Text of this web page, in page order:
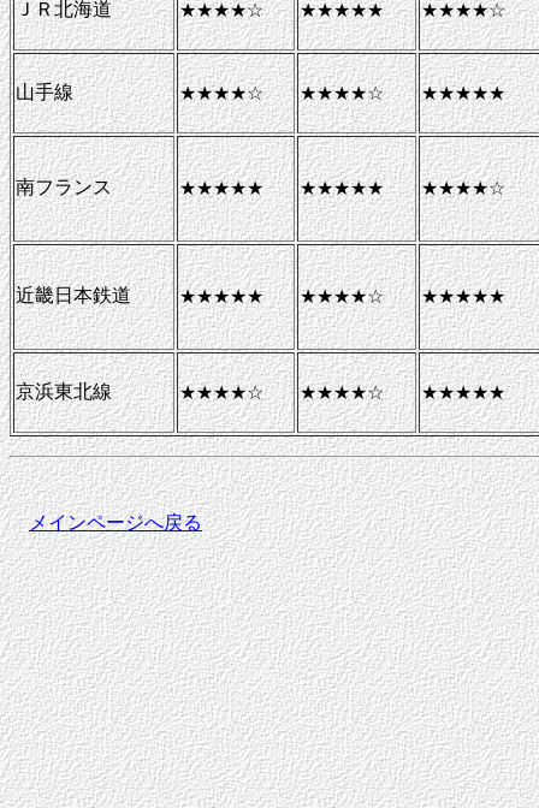
ＪＲ北海道 ★★★★☆ ★★★★★ ★★★★☆
山手線 ★★★★☆ ★★★★☆ ★★★★★
南フランス ★★★★★ ★★★★★ ★★★★☆
近畿日本鉄道 ★★★★★ ★★★★☆ ★★★★★
京浜東北線 ★★★★☆ ★★★★☆ ★★★★★
メインページへ戻る